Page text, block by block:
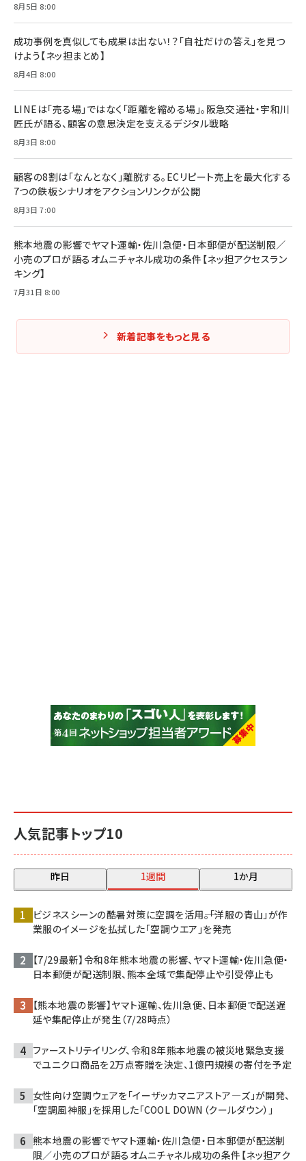
人気記事トップ10
昨日 1週間 1か月
ビジネスシーンの酷暑対策に空調を活用――。「洋服の青山」が作
業服のイメージを払拭した「空調ウエア」を発売
【7/29最新】令和8年熊本地震の影響、ヤマト運輸・佐川急便・
日本郵便が配送制限、熊本全域で集配停止や引受停止も
【熊本地震の影響】ヤマト運輸、佐川急便、日本郵便で配送遅
延や集配停止が発生（7/28時点）
ファーストリテイリング、令和8年熊本地震の被災地緊急支援
でユニクロ商品を2万点寄贈を決定、1億円規模の寄付を予定
女性向け空調ウェアを「イーザッカマニアストア―ズ」が開発、
「空調風神服」を採用した「COOL DOWN（クールダウン）」
熊本地震の影響でヤマト運輸・佐川急便・日本郵便が配送制
限／小売のプロが語るオムニチャネル成功の条件【ネッ担アク
8月5日 8:00
成功事例を真似しても成果は出ない！？「自社だけの答え」を見つ
けよう【ネッ担まとめ】
8月4日 8:00
LINEは「売る場」ではなく「距離を縮める場」。阪急交通社・宇和川
匠氏が語る、顧客の意思決定を支えるデジタル戦略
8月3日 8:00
顧客の8割は「なんとなく」離脱する。ECリピート売上を最大化する
7つの鉄板シナリオをアクションリンクが公開
8月3日 7:00
熊本地震の影響でヤマト運輸・佐川急便・日本郵便が配送制限／
小売のプロが語るオムニチャネル成功の条件【ネッ担アクセスラン
キング】
7月31日 8:00
新着記事をもっと見る